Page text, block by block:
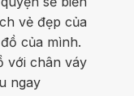
vẻ đẹp của
của mình.
với chân váy
ngay